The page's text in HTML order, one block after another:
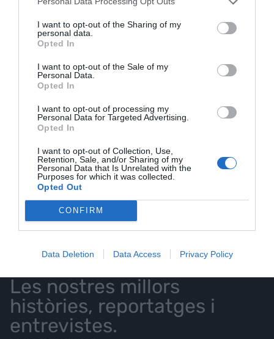
I want to opt-out of the Sharing of my
personal data.
Opted In
I want to opt-out of the Sale of my
Personal Data.
Opted In
I want to opt-out of processing my
Personal Data for Targeted Advertising.
Opted In
I want to opt-out of Collection, Use,
Retention, Sale, and/or Sharing of my
Personal Data that Is Unrelated with the
Purposes for which it was collected.
Opted Out
CONFIRM
Data Deletion Data Access Privacy Policy
ELS MÉS LLEGITS
AVUI DESTAQUEM
EL NOSTRE
BUTLLETÍ
Les nostres millors
històries, reportatges i
entrevistes.